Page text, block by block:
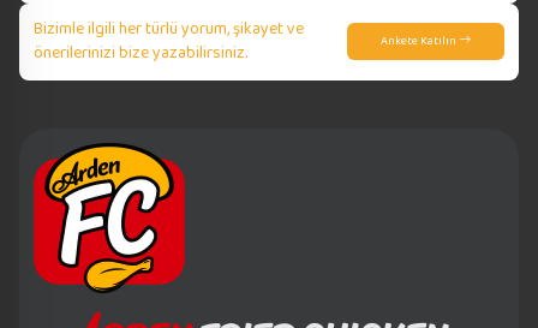
Bizimle ilgili her türlü yorum, şikayet ve
önerilerinizi bize yazabilirsiniz.
Ankete Katılın